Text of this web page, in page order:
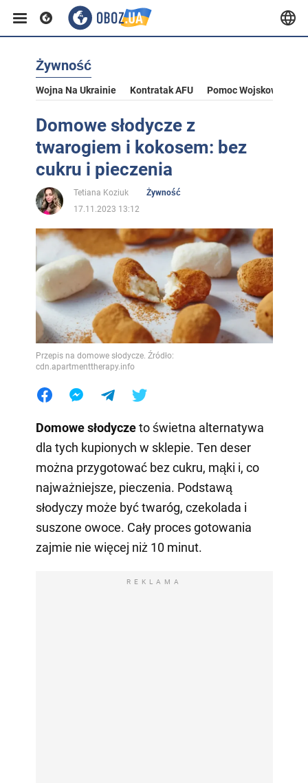
Żywność
Wojna Na Ukrainie Kontratak AFU Pomoc Wojskowa Dla
Domowe słodycze z
twarogiem i kokosem: bez
cukru i pieczenia
Tetiana Koziuk
Żywność
17.11.2023 13:12
Przepis na domowe słodycze. Źródło:
cdn.apartmenttherapy.info
Domowe słodyczeto świetna alternatywa
dla tych kupionych w sklepie. Ten deser
można przygotować bez cukru, mąki i, co
najważniejsze, pieczenia. Podstawą
słodyczy może być twaróg, czekolada i
suszone owoce. Cały proces gotowania
zajmie nie więcej niż 10 minut.
REKLAMA